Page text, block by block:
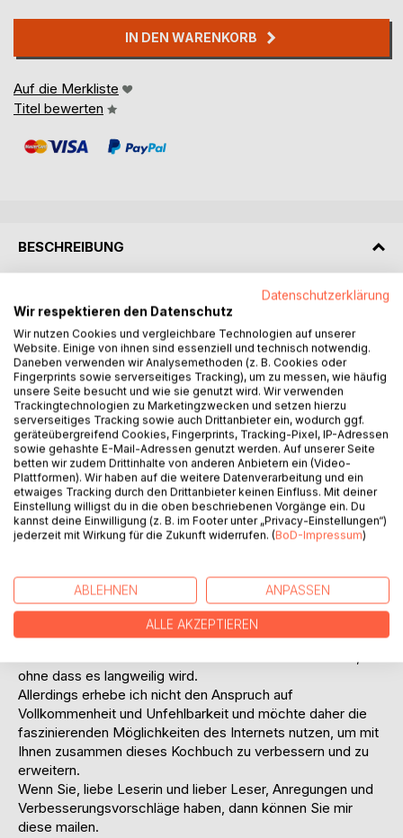
IN DEN WARENKORB
Auf die Merkliste
Titel bewerten
BESCHREIBUNG
Seit vielen Jahren koche ich leichte und leckere Gerichte.
Ich bin immer auf der Suche nach etwas Neuem, Anderem,
nach Erklärungen und Hintergründen.
Hier in meinem Kochbuch möchte ich nun die Erfahrungen,
die ich in all den Jahren gesammelt habe und die Rezepte,
nach denen ich seit Jahren koche, vorstellen.
Ich versuche immer die Rezepte zu optimieren. Dabei
lasse ich alles Überflüssige weg und versuche sie
gesünder, schmackhafter, kostengünstiger und weniger
zeitaufwändig zu machen.
Meine Rezepte sind nachkochbare Alltagsrezepte, die
manchmal etwas ausgefallen sind. Die Auswahl reicht von
schlicht und preiswert, über gute Hausmannskost, bis
Asiatisch
weshalb ich auf Geschmacksverstärker verzichte und
frische Produkte verwende.
Völlig inakzeptabel finde ich es Lebensmittel wegzuwerfen.
Deswegen bringe ich in meinem Buch Vorschläge, wie man
ohne dass es langweilig wird.
Allerdings erhebe ich nicht den Anspruch auf
Vollkommenheit und Unfehlbarkeit und möchte daher die
faszinierenden Möglichkeiten des Internets nutzen, um mit
Ihnen zusammen dieses Kochbuch zu verbessern und zu
erweitern.
Wenn Sie, liebe Leserin und lieber Leser, Anregungen und
Verbesserungsvorschläge haben, dann können Sie mir
diese mailen.
Datenschutzerklärung
Wir respektieren den Datenschutz
Wir nutzen Cookies und vergleichbare Technologien auf unserer
Website. Einige von ihnen sind essenziell und technisch notwendig.
Daneben verwenden wir Analysemethoden (z. B. Cookies oder
Fingerprints sowie serverseitiges Tracking), um zu messen, wie häufig
unsere Seite besucht und wie sie genutzt wird. Wir verwenden
Trackingtechnologien zu Marketingzwecken und setzen hierzu
serverseitiges Tracking sowie auch Drittanbieter ein, wodurch ggf.
geräteübergreifend Cookies, Fingerprints, Tracking-Pixel, IP-Adressen
sowie gehashte E-Mail-Adressen genutzt werden. Auf unserer Seite
betten wir zudem Drittinhalte von anderen Anbietern ein (Video-
Plattformen). Wir haben auf die weitere Datenverarbeitung und ein
etwaiges Tracking durch den Drittanbieter keinen Einfluss. Mit deiner
Einstellung willigst du in die oben beschriebenen Vorgänge ein. Du
kannst deine Einwilligung (z. B. im Footer unter „Privacy-Einstellungen“)
jederzeit mit Wirkung für die Zukunft widerrufen. (BoD-Impressum)
ABLEHNEN ANPASSEN
ALLE AKZEPTIEREN